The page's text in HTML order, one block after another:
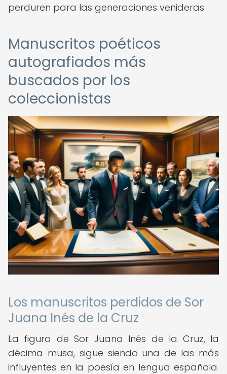
perduren para las generaciones venideras.
Manuscritos poéticos
autografiados más
buscados por los
coleccionistas
Los manuscritos perdidos de Sor
Juana Inés de la Cruz
La figura de Sor Juana Inés de la Cruz, la
décima musa, sigue siendo una de las más
influyentes en la poesía en lengua española.